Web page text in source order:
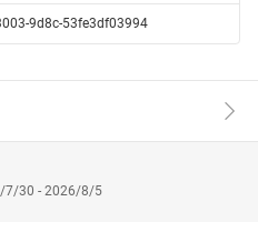
9d8c-53fe3df03994
7/30 - 2026/8/5